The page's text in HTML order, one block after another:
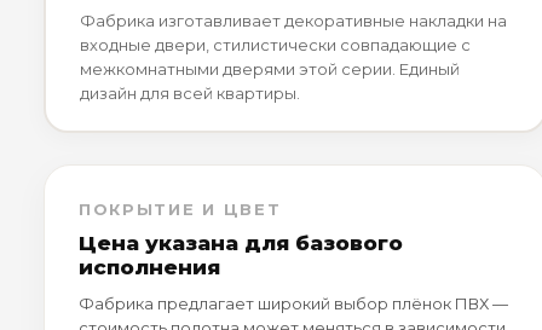
Фабрика изготавливает декоративные накладки на
входные двери, стилистически совпадающие с
межкомнатными дверями этой серии. Единый
дизайн для всей квартиры.
ПОКРЫТИЕ И ЦВЕТ
Цена указана для базового
исполнения
Фабрика предлагает широкий выбор плёнок ПВХ —